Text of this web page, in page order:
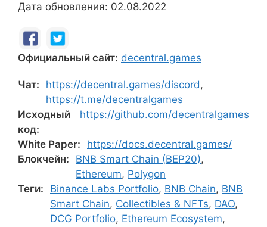
Дата обновления: 02.08.2022
Официальный сайт: decentral.games
Чат: https://decentral.games/discord,
https://t.me/decentralgames
Исходный
код:
https://github.com/decentralgames
White Paper:
https://docs.decentral.games/
Блокчейн:
BNB Smart Chain (BEP20),
Ethereum, Polygon
Теги:
Binance Labs Portfolio, BNB Chain, BNB
Smart Chain, Collectibles & NFTs, DAO,
DCG Portfolio, Ethereum Ecosystem,